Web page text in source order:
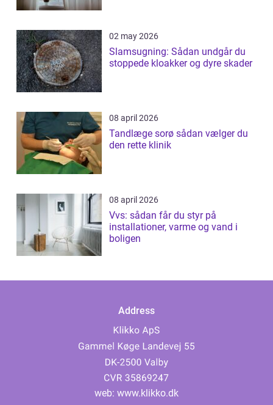
02 may 2026
Slamsugning: Sådan undgår du
stoppede kloakker og dyre skader
08 april 2026
Tandlæge sorø sådan vælger du
den rette klinik
08 april 2026
Vvs: sådan får du styr på
installationer, varme og vand i
boligen
Address
web: www.klikko.dk